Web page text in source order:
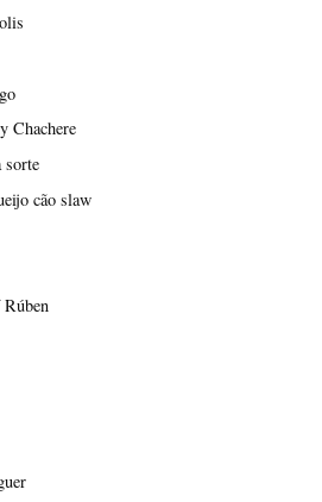
Chachere
sorte
cão slaw